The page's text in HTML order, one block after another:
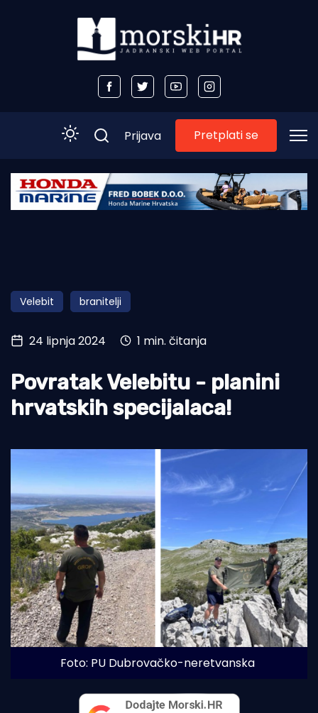
Početna
Obala
Otoci
Turizam i nautika
Pomorstvo
Ribolov
Prijava Pretplati se
Velebit branitelji
24 lipnja 2024 1 min. čitanja
Povratak Velebitu - planini
hrvatskih specijalaca!
Foto: PU Dubrovačko-neretvanska